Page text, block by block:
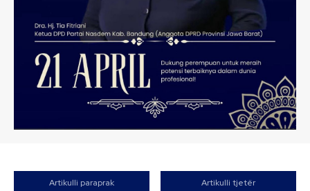
Artikulli paraprak Artikulli tjetër